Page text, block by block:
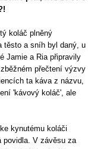
koláč plněný
těsto a sníh byl daný, u
Jamie a Ria připravily
přečtení výzvy
ta káva z názvu,
'kávový koláč', ale
kynutému koláči
povidla. V závěsu za